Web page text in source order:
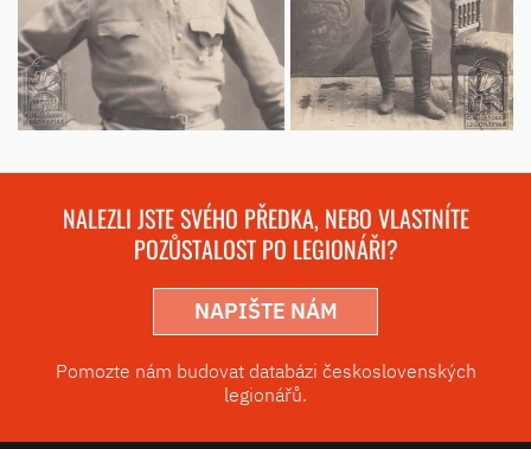
NALEZLI JSTE SVÉHO PŘEDKA, NEBO VLASTNÍTE
POZŮSTALOST PO LEGIONÁŘI?
NAPIŠTE NÁM
Pomozte nám budovat databázi československých
legionářů.